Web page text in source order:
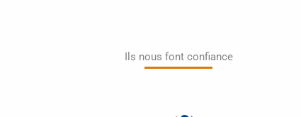
Ils nous font confiance​